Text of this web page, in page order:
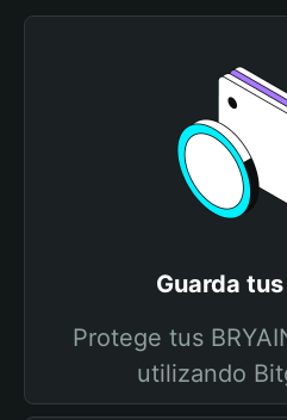
Guarda tus
Protege tus
utilizando